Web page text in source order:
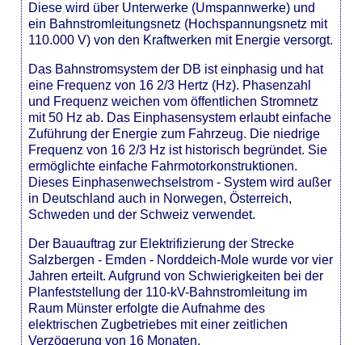
Diese wird über Unterwerke (Umspannwerke) und
ein Bahnstromleitungsnetz (Hochspannungsnetz mit
110.000 V) von den Kraftwerken mit Energie versorgt.
Das Bahnstromsystem der DB ist einphasig und hat
eine Frequenz von 16 2/3 Hertz (Hz). Phasenzahl
und Frequenz weichen vom öffentlichen Stromnetz
mit 50 Hz ab. Das Einphasensystem erlaubt einfache
Zuführung der Energie zum Fahrzeug. Die niedrige
Frequenz von 16 2/3 Hz ist historisch begründet. Sie
ermöglichte einfache Fahrmotorkonstruktionen.
Dieses Einphasenwechselstrom - System wird außer
in Deutschland auch in Norwegen, Österreich,
Schweden und der Schweiz verwendet.
Der Bauauftrag zur Elektrifizierung der Strecke
Salzbergen - Emden - Norddeich-Mole wurde vor vier
Jahren erteilt. Aufgrund von Schwierigkeiten bei der
Planfeststellung der 110-kV-Bahnstromleitung im
Raum Münster erfolgte die Aufnahme des
elektrischen Zugbetriebes mit einer zeitlichen
Verzögerung von 16 Monaten.